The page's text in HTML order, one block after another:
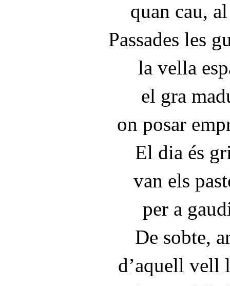
quan cau,
Passades les
la vella
el gra
on posar
El dia és
van els
per a
De sobte,
d’aquell vell